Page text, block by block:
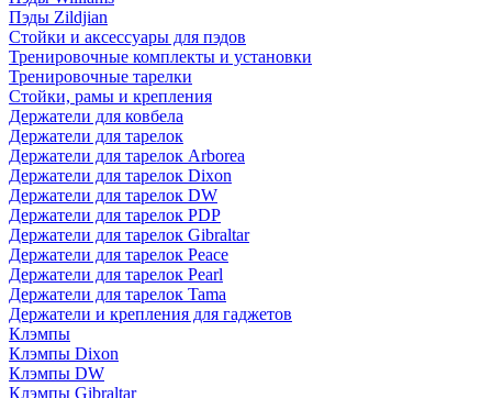
Пэды Zildjian
Стойки и аксессуары для пэдов
Тренировочные комплекты и установки
Тренировочные тарелки
Стойки, рамы и крепления
Держатели для ковбела
Держатели для тарелок
Держатели для тарелок Arborea
Держатели для тарелок Dixon
Держатели для тарелок DW
Держатели для тарелок PDP
Держатели для тарелок Gibraltar
Держатели для тарелок Peace
Держатели для тарелок Pearl
Держатели для тарелок Tama
Держатели и крепления для гаджетов
Клэмпы
Клэмпы Dixon
Клэмпы DW
Клэмпы Gibraltar